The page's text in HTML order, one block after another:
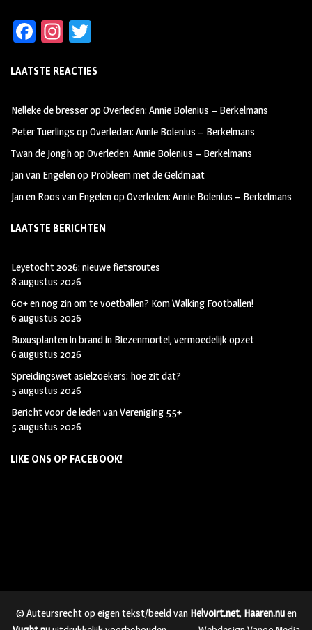
Fa
b
oo
k
In
ag
m
tt
LAATSTE REACTIES
Nelleke de bresseropOverleden: Annie Bolenius – Berkelmans
Peter Tuerlings opOverleden: Annie Bolenius – Berkelmans
Twan de JonghopOverleden: Annie Bolenius – Berkelmans
Jan van Engelenop Probleem met de Geldmaat
Jan en Roos van EngelenopOverleden: Annie Bolenius – Berkelmans
LAATSTE BERICHTEN
Leyetocht 2026: nieuwe fietsroutes
8 augustus 2026
60+ en nog zin om te voetballen? Kom Walking Footballen!
6 augustus 2026
Buxusplanten in brand in Biezenmortel, vermoedelijk opzet
6 augustus 2026
Spreidingswet asielzoekers: hoe zit dat?
5 augustus 2026
Bericht voor de leden van Vereniging 55+
5 augustus 2026
LIKE ONS OP FACEBOOK!
© Auteursrecht op eigen tekst/beeld van Helvoirt.net, Haaren.nuen